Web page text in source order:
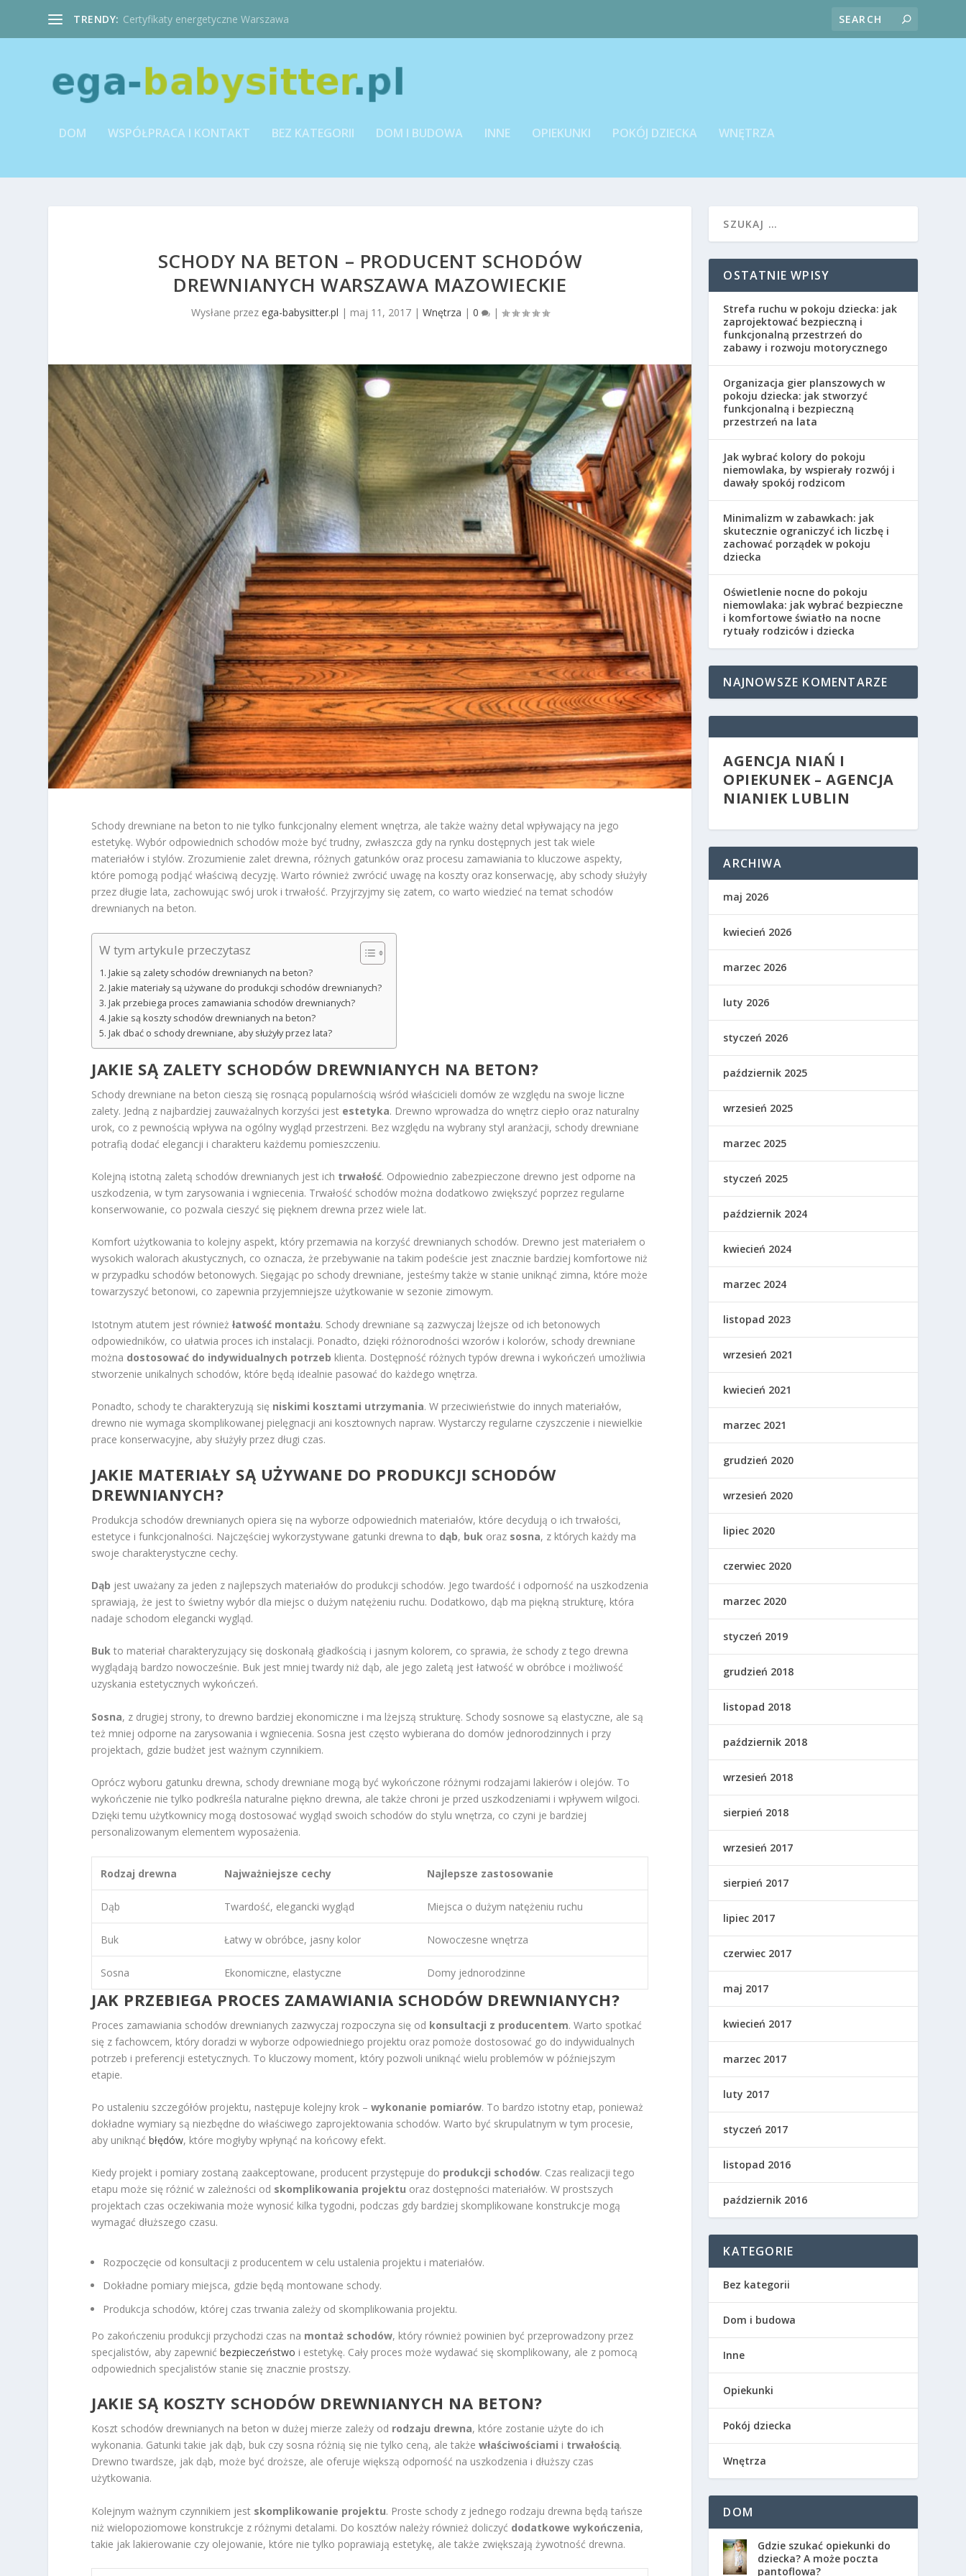
TRENDY: Certyfikaty energetyczne Warszawa
DOM WSPÓŁPRACA I KONTAKT BEZ KATEGORII DOM I BUDOWA INNE OPIEKUNKI POKÓJ DZIECKA WNĘTRZA
SCHODY NA BETON – PRODUCENT SCHODÓW
DREWNIANYCH WARSZAWA MAZOWIECKIE
Wysłane przez ega-babysitter.pl | maj 11, 2017| Wnętrza | 0 |
Schody drewniane na beton to nie tylko funkcjonalny element wnętrza, ale także ważny detal wpływający na jego
estetykę. Wybór odpowiednich schodów może być trudny, zwłaszcza gdy na rynku dostępnych jest tak wiele
materiałów i stylów. Zrozumienie zalet drewna, różnych gatunków oraz procesu zamawiania to kluczowe aspekty,
które pomogą podjąć właściwą decyzję. Warto również zwrócić uwagę na koszty oraz konserwację, aby schody służyły
przez długie lata, zachowując swój urok i trwałość. Przyjrzyjmy się zatem, co warto wiedzieć na temat schodów
drewnianych na beton.
W tym artykule przeczytasz
Jakie są zalety schodów drewnianych na beton?
Jakie materiały są używane do produkcji schodów drewnianych?
Jak przebiega proces zamawiania schodów drewnianych?
Jakie są koszty schodów drewnianych na beton?
Jak dbać o schody drewniane, aby służyły przez lata?
JAKIE SĄ ZALETY SCHODÓW DREWNIANYCH NA BETON?
Schody drewniane na beton cieszą się rosnącą popularnością wśród właścicieli domów ze względu na swoje liczne
zalety. Jedną z najbardziej zauważalnych korzyści jest estetyka. Drewno wprowadza do wnętrz ciepło oraz naturalny
urok, co z pewnością wpływa na ogólny wygląd przestrzeni. Bez względu na wybrany styl aranżacji, schody drewniane
potrafią dodać elegancji i charakteru każdemu pomieszczeniu.
Kolejną istotną zaletą schodów drewnianych jest ich trwałość. Odpowiednio zabezpieczone drewno jest odporne na
uszkodzenia, w tym zarysowania i wgniecenia. Trwałość schodów można dodatkowo zwiększyć poprzez regularne
konserwowanie, co pozwala cieszyć się pięknem drewna przez wiele lat.
Komfort użytkowania to kolejny aspekt, który przemawia na korzyść drewnianych schodów. Drewno jest materiałem o
wysokich walorach akustycznych, co oznacza, że przebywanie na takim podeście jest znacznie bardziej komfortowe niż
w przypadku schodów betonowych. Sięgając po schody drewniane, jesteśmy także w stanie uniknąć zimna, które może
towarzyszyć betonowi, co zapewnia przyjemniejsze użytkowanie w sezonie zimowym.
Istotnym atutem jest równieżłatwość montażu. Schody drewniane są zazwyczaj lżejsze od ich betonowych
odpowiedników, co ułatwia proces ich instalacji. Ponadto, dzięki różnorodności wzorów i kolorów, schody drewniane
można dostosować do indywidualnych potrzeb klienta. Dostępność różnych typów drewna i wykończeń umożliwia
stworzenie unikalnych schodów, które będą idealnie pasować do każdego wnętrza.
Ponadto, schody te charakteryzują się niskimi kosztami utrzymania. W przeciwieństwie do innych materiałów,
drewno nie wymaga skomplikowanej pielęgnacji ani kosztownych napraw. Wystarczy regularne czyszczenie i niewielkie
prace konserwacyjne, aby służyły przez długi czas.
JAKIE MATERIAŁY SĄ UŻYWANE DO PRODUKCJI SCHODÓW
DREWNIANYCH?
Produkcja schodów drewnianych opiera się na wyborze odpowiednich materiałów, które decydują o ich trwałości,
estetyce i funkcjonalności. Najczęściej wykorzystywane gatunki drewna to dąb, buk oraz sosna, z których każdy ma
swoje charakterystyczne cechy.
Dąb jest uważany za jeden z najlepszych materiałów do produkcji schodów. Jego twardość i odporność na uszkodzenia
sprawiają, że jest to świetny wybór dla miejsc o dużym natężeniu ruchu. Dodatkowo, dąb ma piękną strukturę, która
nadaje schodom elegancki wygląd.
Buk to materiał charakteryzujący się doskonałą gładkością i jasnym kolorem, co sprawia, że schody z tego drewna
wyglądają bardzo nowocześnie. Buk jest mniej twardy niż dąb, ale jego zaletą jest łatwość w obróbce i możliwość
uzyskania estetycznych wykończeń.
Sosna, z drugiej strony, to drewno bardziej ekonomiczne i ma lżejszą strukturę. Schody sosnowe są elastyczne, ale są
też mniej odporne na zarysowania i wgniecenia. Sosna jest często wybierana do domów jednorodzinnych i przy
projektach, gdzie budżet jest ważnym czynnikiem.
Oprócz wyboru gatunku drewna, schody drewniane mogą być wykończone różnymi rodzajami lakierów i olejów. To
wykończenie nie tylko podkreśla naturalne piękno drewna, ale także chroni je przed uszkodzeniami i wpływem wilgoci.
Dzięki temu użytkownicy mogą dostosować wygląd swoich schodów do stylu wnętrza, co czyni je bardziej
personalizowanym elementem wyposażenia.
Rodzaj drewna Najważniejsze cechy Najlepsze zastosowanie
Dąb Twardość, elegancki wygląd Miejsca o dużym natężeniu ruchu
Buk Łatwy w obróbce, jasny kolor Nowoczesne wnętrza
Sosna Ekonomiczne, elastyczne Domy jednorodzinne
JAK PRZEBIEGA PROCES ZAMAWIANIA SCHODÓW DREWNIANYCH?
Proces zamawiania schodów drewnianych zazwyczaj rozpoczyna się od konsultacji z producentem. Warto spotkać
się z fachowcem, który doradzi w wyborze odpowiedniego projektu oraz pomoże dostosować go do indywidualnych
potrzeb i preferencji estetycznych. To kluczowy moment, który pozwoli uniknąć wielu problemów w późniejszym
etapie.
Po ustaleniu szczegółów projektu, następuje kolejny krok –wykonanie pomiarów. To bardzo istotny etap, ponieważ
dokładne wymiary są niezbędne do właściwego zaprojektowania schodów. Warto być skrupulatnym w tym procesie,
aby uniknąćbłędów, które mogłyby wpłynąć na końcowy efekt.
Kiedy projekt i pomiary zostaną zaakceptowane, producent przystępuje do produkcji schodów. Czas realizacji tego
etapu może się różnić w zależności od skomplikowania projektu oraz dostępności materiałów. W prostszych
projektach czas oczekiwania może wynosić kilka tygodni, podczas gdy bardziej skomplikowane konstrukcje mogą
wymagać dłuższego czasu.
Rozpoczęcie od konsultacji z producentem w celu ustalenia projektu i materiałów.
Dokładne pomiary miejsca, gdzie będą montowane schody.
Produkcja schodów, której czas trwania zależy od skomplikowania projektu.
Po zakończeniu produkcji przychodzi czas na montaż schodów, który również powinien być przeprowadzony przez
specjalistów, aby zapewnićbezpieczeństwo i estetykę. Cały proces może wydawać się skomplikowany, ale z pomocą
odpowiednich specjalistów stanie się znacznie prostszy.
JAKIE SĄ KOSZTY SCHODÓW DREWNIANYCH NA BETON?
Koszt schodów drewnianych na beton w dużej mierze zależy od rodzaju drewna, które zostanie użyte do ich
wykonania. Gatunki takie jak dąb, buk czy sosna różnią się nie tylko ceną, ale takżewłaściwościami i trwałością.
Drewno twardsze, jak dąb, może być droższe, ale oferuje większą odporność na uszkodzenia i dłuższy czas
użytkowania.
Kolejnym ważnym czynnikiem jest skomplikowanie projektu. Proste schody z jednego rodzaju drewna będą tańsze
niż wielopoziomowe konstrukcje z różnymi detalami. Do kosztów należy również doliczyć dodatkowe wykończenia,
takie jak lakierowanie czy olejowanie, które nie tylko poprawiają estetykę, ale także zwiększają żywotność drewna.
OSTATNIE WPISY
Strefa ruchu w pokoju dziecka: jak
zaprojektować bezpieczną i
funkcjonalną przestrzeń do
zabawy i rozwoju motorycznego
Organizacja gier planszowych w
pokoju dziecka: jak stworzyć
funkcjonalną i bezpieczną
przestrzeń na lata
Jak wybrać kolory do pokoju
niemowlaka, by wspierały rozwój i
dawały spokój rodzicom
Minimalizm w zabawkach: jak
skutecznie ograniczyć ich liczbę i
zachować porządek w pokoju
dziecka
Oświetlenie nocne do pokoju
niemowlaka: jak wybrać bezpieczne
i komfortowe światło na nocne
rytuały rodziców i dziecka
NAJNOWSZE KOMENTARZE
AGENCJA NIAŃ I
OPIEKUNEK – AGENCJA
NIANIEK LUBLIN
ARCHIWA
maj 2026
kwiecień 2026
marzec 2026
luty 2026
styczeń 2026
październik 2025
wrzesień 2025
marzec 2025
styczeń 2025
październik 2024
kwiecień 2024
marzec 2024
listopad 2023
wrzesień 2021
kwiecień 2021
marzec 2021
grudzień 2020
wrzesień 2020
lipiec 2020
czerwiec 2020
marzec 2020
styczeń 2019
grudzień 2018
listopad 2018
październik 2018
wrzesień 2018
sierpień 2018
wrzesień 2017
sierpień 2017
lipiec 2017
czerwiec 2017
maj 2017
kwiecień 2017
marzec 2017
luty 2017
styczeń 2017
listopad 2016
październik 2016
KATEGORIE
Bez kategorii
Dom i budowa
Inne
Opiekunki
Pokój dziecka
Wnętrza
DOM
Gdzie szukać opiekunki do
dziecka? A może poczta
pantoflowa?